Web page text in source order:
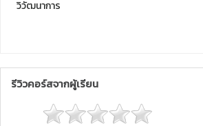
วิวัฒนาการ
รีวิวคอร์สจากผู้เรียน